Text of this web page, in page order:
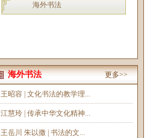
海外书法
海外书法 更多>>
王昭容 | 文化书法的教学理...
江慧玲 | 传承中华文化精神...
王岳川 朱以撒 | 书法的文...